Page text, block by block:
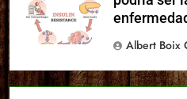
Albert Boix